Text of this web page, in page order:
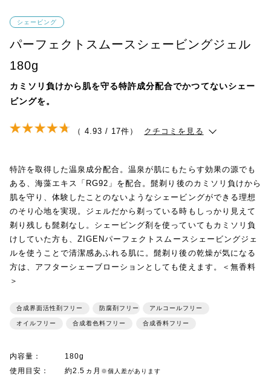
シェービング
パーフェクトスムースシェービングジェル
180g
カミソリ負けから肌を守る特許成分配合でかつてないシェー
ビングを。
（ 4.93 / 17件） クチコミを見る
特許を取得した温泉成分配合。温泉が肌にもたらす効果の源でも
ある、海藻エキス「RG92」を配合。髭剃り後のカミソリ負けから
肌を守り、体験したことのないようなシェービングができる理想
のそり心地を実現。ジェルだから剃っている時もしっかり見えて
剃り残しも髭剃なし。シェービング剤を使っていてもカミソリ負
けしていた方も、ZIGENパーフェクトスムースシェービングジェ
ルを使うことで清潔感あふれる肌に。髭剃り後の乾燥が気になる
方は、アフターシェーブローションとしても使えます。＜無香料
＞
合成界面活性剤フリー 防腐剤フリー アルコールフリー
オイルフリー 合成着色料フリー 合成香料フリー
内容量：
180g
使用目安：
約2.5ヵ月 ※個人差があります